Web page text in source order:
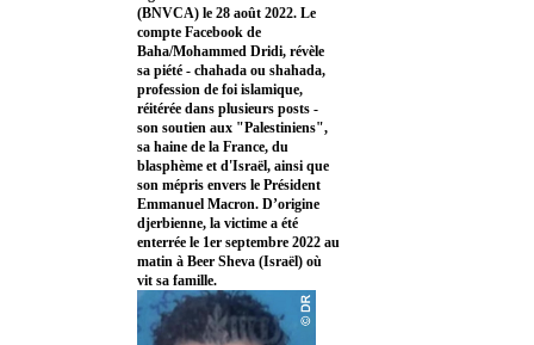
(BNVCA) le 28 août 2022. Le
compte Facebook de
Baha/Mohammed Dridi, révèle
sa piété - chahada ou shahada,
profession de foi islamique,
réitérée dans plusieurs posts -
son soutien aux "Palestiniens",
sa haine de la France, du
blasphème et d'Israël, ainsi que
son mépris envers le Président
Emmanuel Macron. D’origine
djerbienne, la victime a été
enterrée le 1er septembre 2022 au
matin à Beer Sheva (Israël) où
vit sa famille.